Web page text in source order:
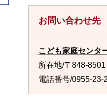
お問い合わせ先
こども家庭センタ
所在地/〒848-
電話番号/0955-23-